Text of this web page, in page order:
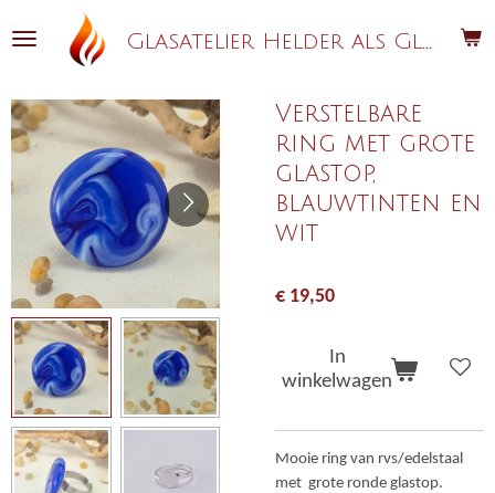
direct
hoofdinhoud
G
lasatelier Helder als Glas
Verstelbare
ring met grote
glastop,
blauwtinten en
wit
€ 19,50
In
winkelwagen
Mooie ring van rvs/edelstaal
met grote ronde glastop.